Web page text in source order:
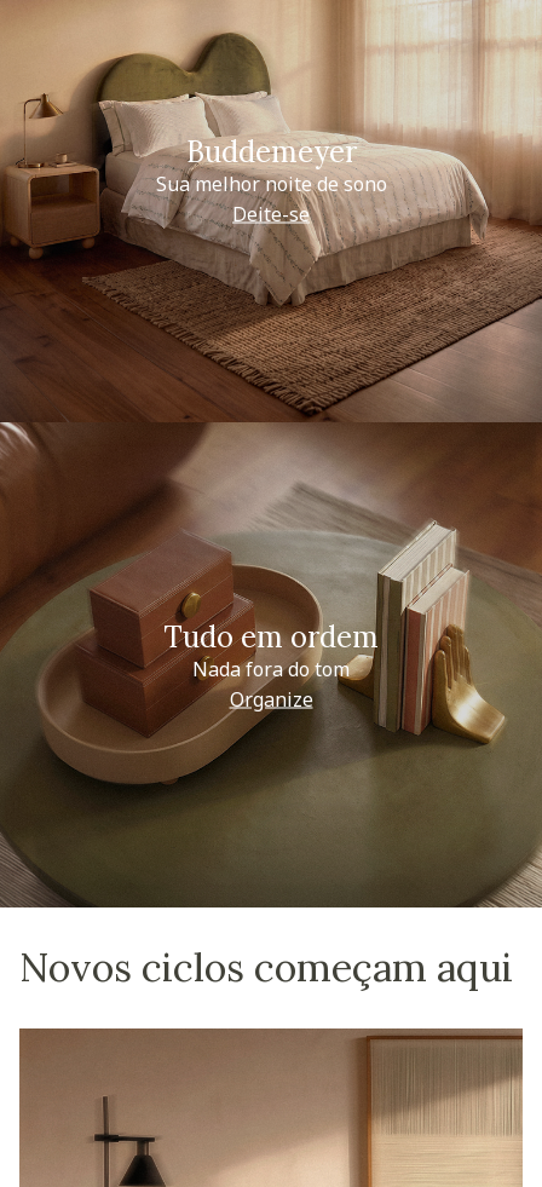
Buddemeyer
Sua melhor noite de sono
Deite-se
Tudo em ordem
Nada fora do tom
Organize
Novos ciclos começam aqui